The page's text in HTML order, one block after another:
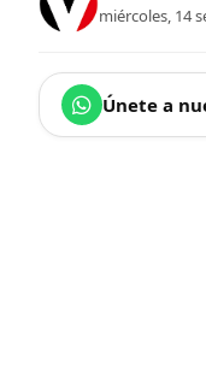
miércoles, 14
Únete a